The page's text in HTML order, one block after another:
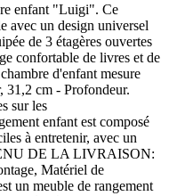
enfant "Luigi". Ce
avec un design universel
de 3 étagères ouvertes
confortable de livres et de
d'enfant mesure
31,2 cm - Profondeur.
sur les
enfant est composé
à entretenir, avec un
DE LA LIVRAISON:
Matériel de
un meuble de rangement